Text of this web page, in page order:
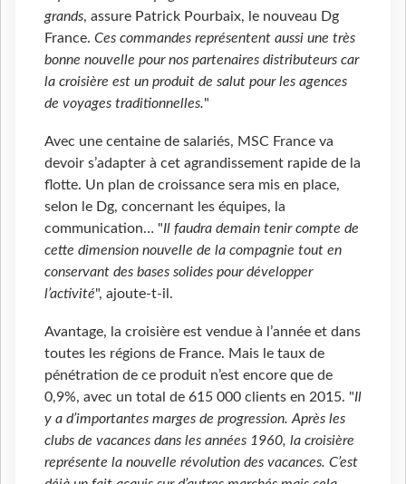
grands, assure Patrick Pourbaix, le nouveau Dg
France. Ces commandes représentent aussi une très
bonne nouvelle pour nos partenaires distributeurs car
la croisière est un produit de salut pour les agences
de voyages traditionnelles."
Avec une centaine de salariés, MSC France va
devoir s’adapter à cet agrandissement rapide de la
flotte. Un plan de croissance sera mis en place,
selon le Dg, concernant les équipes, la
communication… "Il faudra demain tenir compte de
cette dimension nouvelle de la compagnie tout en
conservant des bases solides pour développer
l’activité", ajoute-t-il.
Avantage, la croisière est vendue à l’année et dans
toutes les régions de France. Mais le taux de
pénétration de ce produit n’est encore que de
0,9%, avec un total de 615 000 clients en 2015. "Il
y a d’importantes marges de progression. Après les
clubs de vacances dans les années 1960, la croisière
représente la nouvelle révolution des vacances. C’est